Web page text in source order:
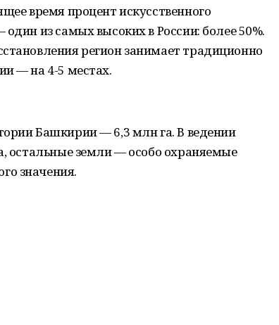
время процент искусственного
из самых высоких в России: более 50%.
регион занимает традиционно
— на 4-5 местах.
Башкирии — 6,3 млн га. В ведении
остальные земли — особо охраняемые
значения.